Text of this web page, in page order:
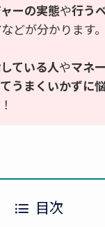
ーの実態や行う
などが分かります。
ている人やマネ
うまくいかずに
目次